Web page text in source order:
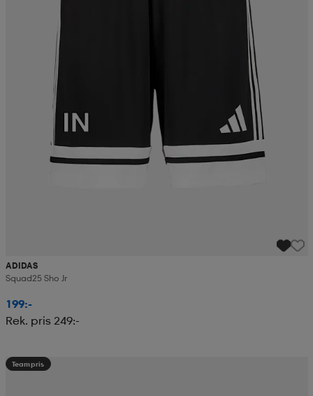
ADIDAS
Squad25 Sho Jr
199:-
Rek. pris 249:-
Teampris